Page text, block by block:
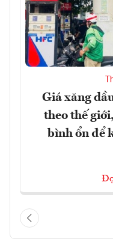
Giá xăng
theo thế
bình ổn để